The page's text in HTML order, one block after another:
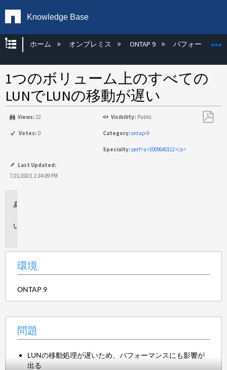
Knowledge Base
グローバル階層を展開/折りたたむ
ホーム オンプレミス ONTAP 9 パフォーマンス
1つのボリューム上のすべての
LUNでLUNの移動が遅い
Views: 22 Visibility: Public
Votes: 0 Category:ontap-9
Specialty: perf<a>2009640112</a>
Last Updated:
7/21/2023, 2:24:09 PM
環境
ONTAP 9
問題
LUNの移動処理が遅いため、パフォーマンスにも影響が
出る